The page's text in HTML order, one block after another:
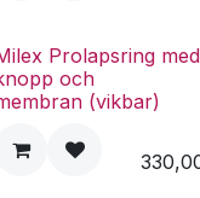
Prolapsring med
och
(vikbar)